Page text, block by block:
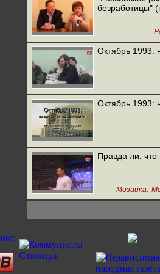
безработицы"
Октябрь 1993:
Октябрь 1993:
Правда ли,
Мозаика,